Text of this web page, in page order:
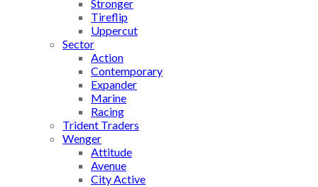
Stronger
Tireflip
Uppercut
Sector
Action
Contemporary
Expander
Marine
Racing
Trident Traders
Wenger
Attitude
Avenue
City Active